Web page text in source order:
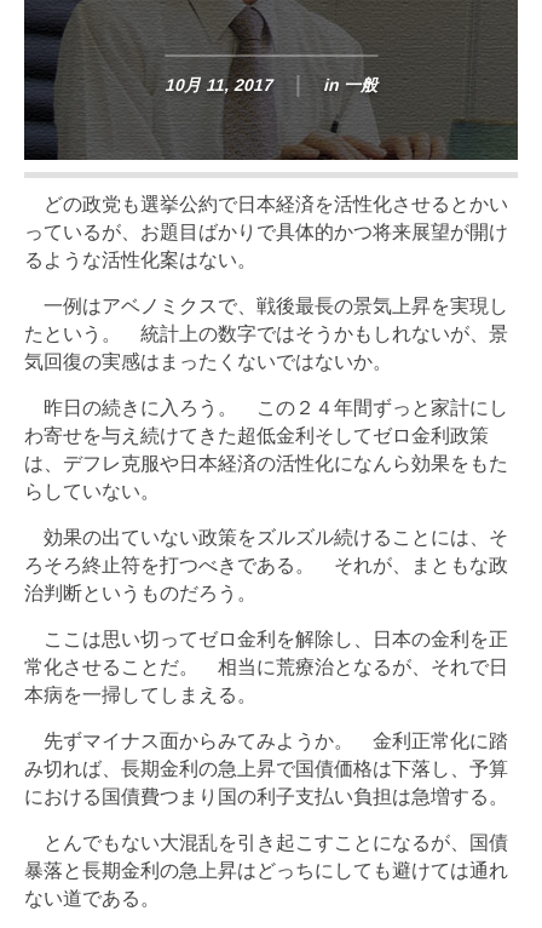
10月 11, 2017 in 一般
どの政党も選挙公約で日本経済を活性化させるとかい
っているが、お題目ばかりで具体的かつ将来展望が開け
るような活性化案はない。
一例はアベノミクスで、戦後最長の景気上昇を実現し
たという。 統計上の数字ではそうかもしれないが、景
気回復の実感はまったくないではないか。
昨日の続きに入ろう。 この２４年間ずっと家計にし
わ寄せを与え続けてきた超低金利そしてゼロ金利政策
は、デフレ克服や日本経済の活性化になんら効果をもた
らしていない。
効果の出ていない政策をズルズル続けることには、そ
ろそろ終止符を打つべきである。 それが、まともな政
治判断というものだろう。
ここは思い切ってゼロ金利を解除し、日本の金利を正
常化させることだ。 相当に荒療治となるが、それで日
本病を一掃してしまえる。
先ずマイナス面からみてみようか。 金利正常化に踏
み切れば、長期金利の急上昇で国債価格は下落し、予算
における国債費つまり国の利子支払い負担は急増する。
とんでもない大混乱を引き起こすことになるが、国債
暴落と長期金利の急上昇はどっちにしても避けては通れ
ない道である。